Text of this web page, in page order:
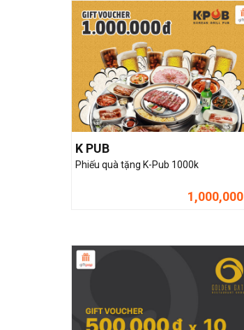
K PUB
Phiếu quà tặng K-Pub 1000k
1,000,000